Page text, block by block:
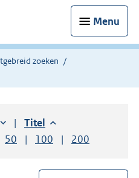
Menu
zoeken
aflopendSorteer op:
Titel aflopend
per paginaper pagina
Toon
50 resultaten per pagina
Toon
100 resultaten per
Toon
200